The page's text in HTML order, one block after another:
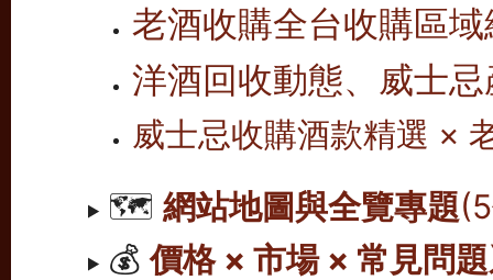
老酒收購全台收購區
洋酒回收動態、威士
威士忌收購酒款精選 ×
🗺️網站地圖與全覽專題
💰價格 × 市場 × 常見問